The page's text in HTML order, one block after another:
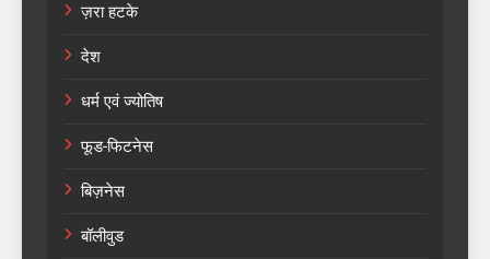
ज़रा हटके
देश
धर्म एवं ज्योतिष
फूड-फिटनेस
बिज़नेस
बॉलीवुड